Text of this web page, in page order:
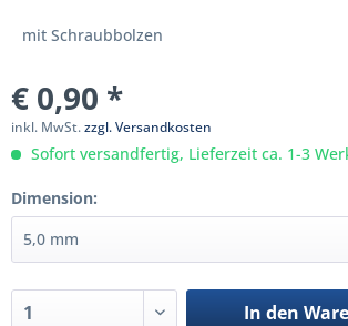
mit Schraubbolzen
€ 0,90 *
inkl. MwSt.zzgl. Versandkosten
Sofort versandfertig, Lieferzeit ca. 1-3
Dimension:
In den